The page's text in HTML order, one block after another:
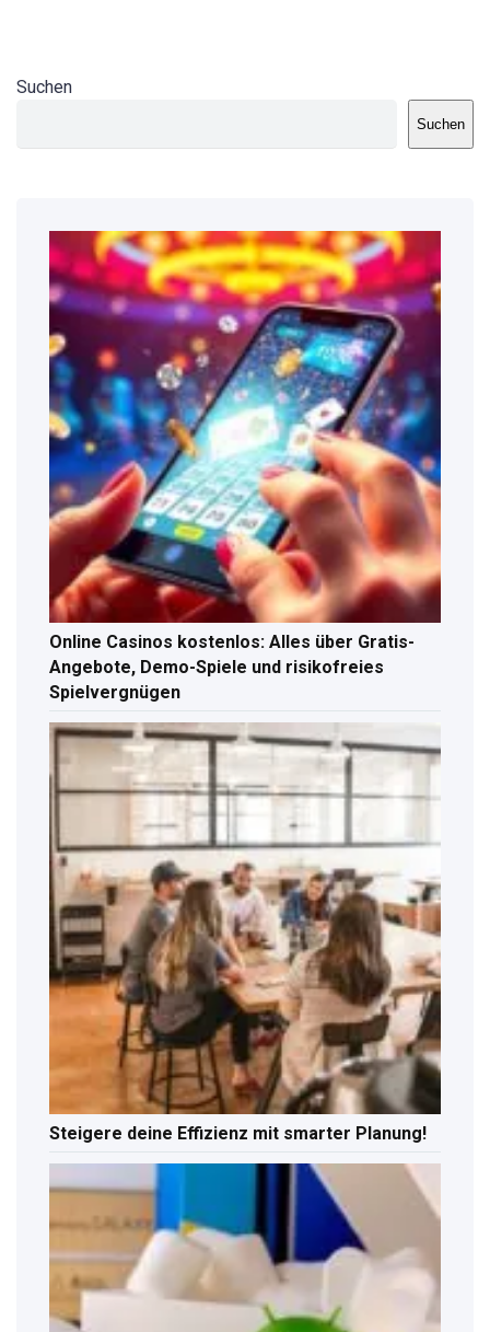
Suchen
Suchen
Online Casinos kostenlos: Alles über Gratis-
Angebote, Demo-Spiele und risikofreies
Spielvergnügen
Steigere deine Effizienz mit smarter Planung!